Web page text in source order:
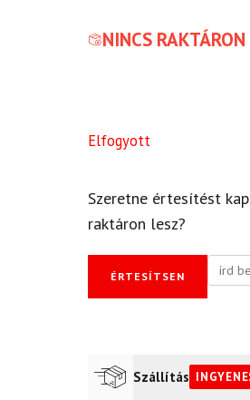
NINCS RAKTÁRON
Elfogyott
Szeretne értesítést
raktáron lesz?
ÉRTESÍTSEN
Szállítás